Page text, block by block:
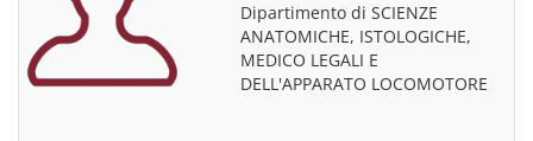
Dipartimento di SCIENZE
ANATOMICHE, ISTOLOGICHE,
MEDICO LEGALI E
DELL'APPARATO LOCOMOTORE